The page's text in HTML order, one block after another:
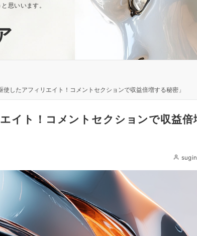
思いいます。
使したアフィリエイト！コメントセクションで収益倍増する秘密」
イト！コメントセクションで収益倍